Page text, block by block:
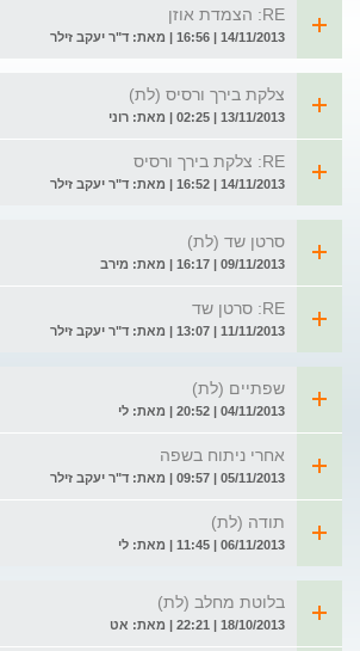
RE: הצמדת אוזן
14/11/2013 | 16:56 | מאת: ד"ר יעקב זילר
צלקת בירך ורסיס (לת)
13/11/2013 | 02:25 | מאת: רוני
RE: צלקת בירך ורסיס
14/11/2013 | 16:52 | מאת: ד"ר יעקב זילר
סרטן שד (לת)
09/11/2013 | 16:17 | מאת: מירב
RE: סרטן שד
11/11/2013 | 13:07 | מאת: ד"ר יעקב זילר
שפתיים (לת)
04/11/2013 | 20:52 | מאת: לי
אחרי ניתוח בשפה
05/11/2013 | 09:57 | מאת: ד"ר יעקב זילר
תודה (לת)
06/11/2013 | 11:45 | מאת: לי
בלוטת מחלב (לת)
18/10/2013 | 22:21 | מאת: אט